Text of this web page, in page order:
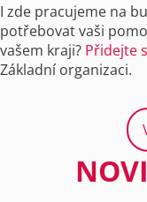
I zde pracujeme na
potřebovat vaši
vašem kraji? Přidejte
Základní organizaci.